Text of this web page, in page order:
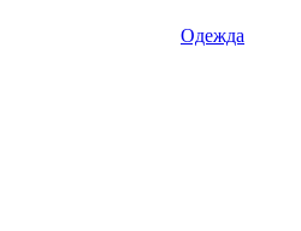
Одежда